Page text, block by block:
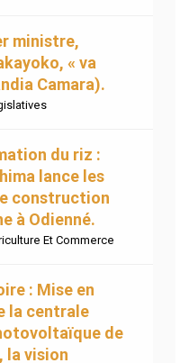
ministre,
« va
Camara).
du riz :
lance les
construction
à Odienné.
Et Commerce
: Mise en
la centrale
de
la vision